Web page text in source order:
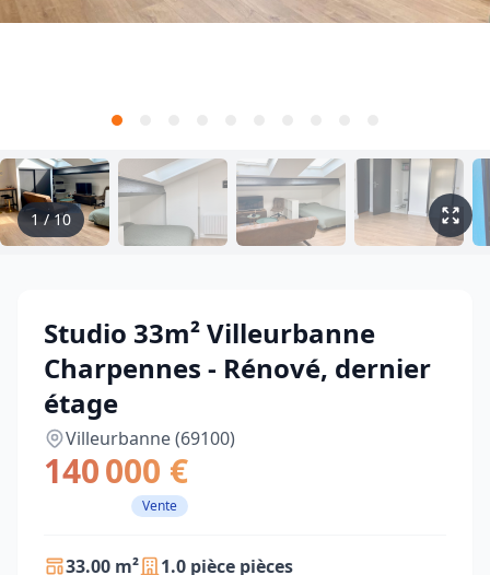
1/10
Studio 33m² Villeurbanne
Charpennes - Rénové, dernier
étage
Villeurbanne (69100)
140 000 €
Vente
33.00 m² 1.0 pièce pièces